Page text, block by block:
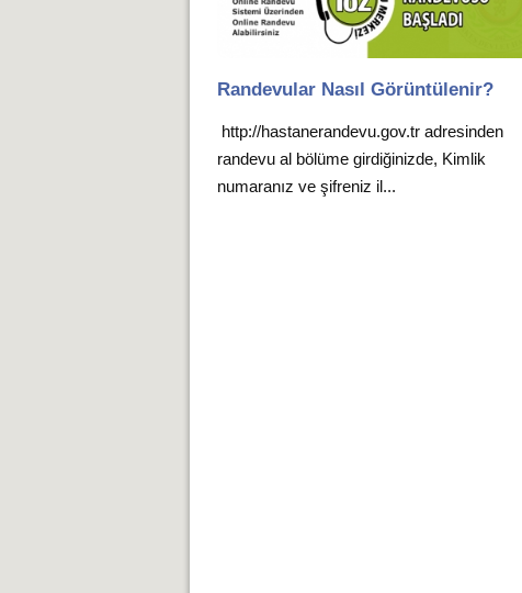
Randevular Nasıl Görüntülenir?
http://hastanerandevu.gov.tr adresinden
randevu al bölüme girdiğinizde, Kimlik
numaranız ve şifreniz il...